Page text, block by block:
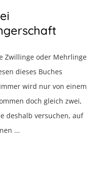
Zwillinge oder Mehrlinge
dieses Buches
wird nur von einem
doch gleich zwei,
deshalb versuchen, auf
...